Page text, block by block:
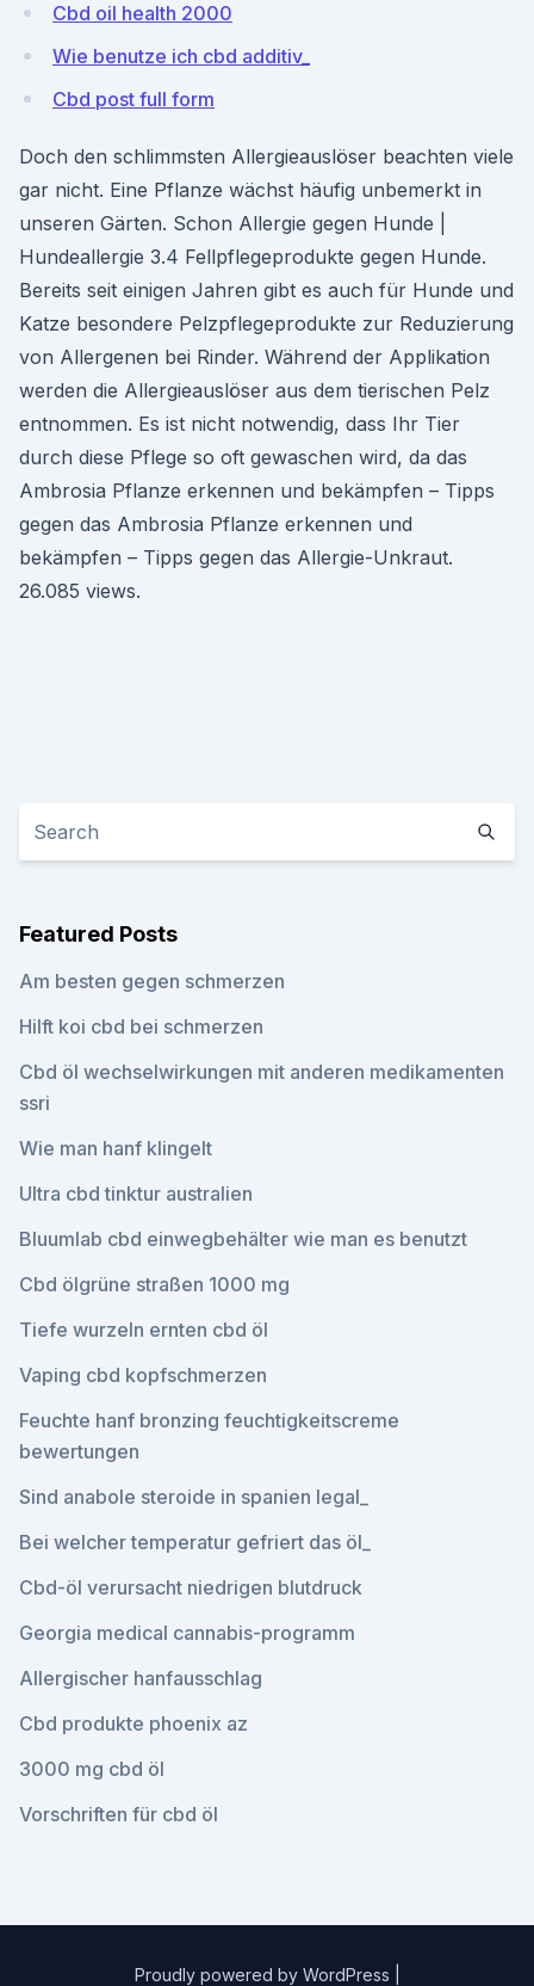
Cbd oil health 2000
Wie benutze ich cbd additiv_
Cbd post full form
Doch den schlimmsten Allergieauslöser beachten viele
gar nicht. Eine Pflanze wächst häufig unbemerkt in
unseren Gärten. Schon Allergie gegen Hunde |
Hundeallergie 3.4 Fellpflegeprodukte gegen Hunde.
Bereits seit einigen Jahren gibt es auch für Hunde und
Katze besondere Pelzpflegeprodukte zur Reduzierung
von Allergenen bei Rinder. Während der Applikation
werden die Allergieauslöser aus dem tierischen Pelz
entnommen. Es ist nicht notwendig, dass Ihr Tier
durch diese Pflege so oft gewaschen wird, da das
Ambrosia Pflanze erkennen und bekämpfen – Tipps
gegen das Ambrosia Pflanze erkennen und
bekämpfen – Tipps gegen das Allergie-Unkraut.
26.085 views.
Featured Posts
Am besten gegen schmerzen
Hilft koi cbd bei schmerzen
Cbd öl wechselwirkungen mit anderen medikamenten
ssri
Wie man hanf klingelt
Ultra cbd tinktur australien
Bluumlab cbd einwegbehälter wie man es benutzt
Cbd ölgrüne straßen 1000 mg
Tiefe wurzeln ernten cbd öl
Vaping cbd kopfschmerzen
Feuchte hanf bronzing feuchtigkeitscreme
bewertungen
Sind anabole steroide in spanien legal_
Bei welcher temperatur gefriert das öl_
Cbd-öl verursacht niedrigen blutdruck
Georgia medical cannabis-programm
Allergischer hanfausschlag
Cbd produkte phoenix az
3000 mg cbd öl
Vorschriften für cbd öl
Proudly powered by WordPress